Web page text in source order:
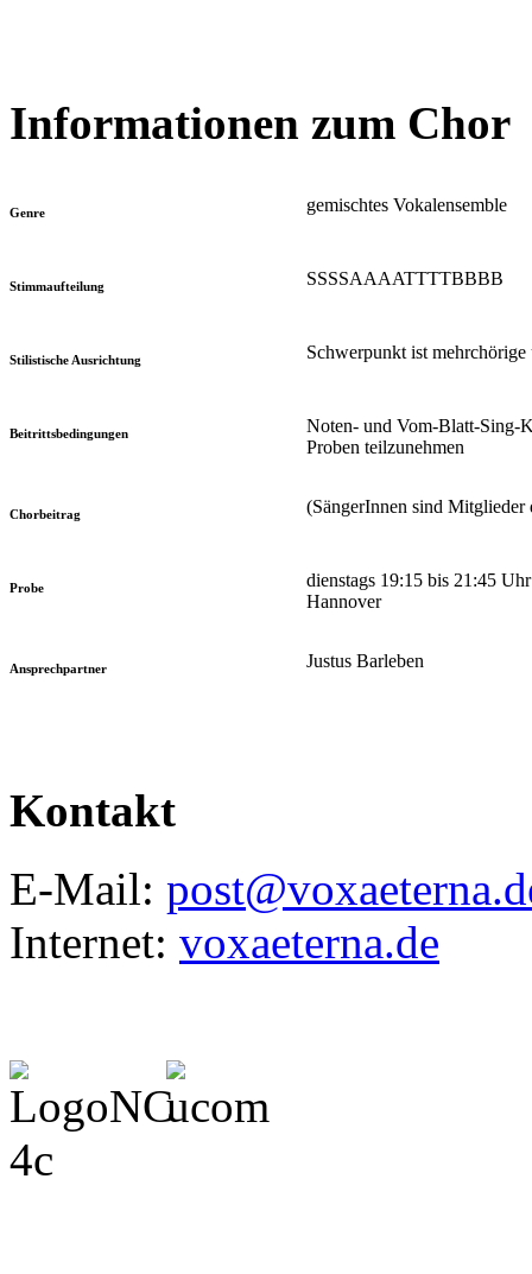
Informationen zum Chor
Genre gemischtes Vokalensemble
Stimmaufteilung SSSSAAAATTTTBBBB
Stilistische Ausrichtung Schwerpunkt ist
Beitrittsbedingungen
Noten- und Vom-Blatt-Sing-
Proben teilzunehmen
Chorbeitrag (SängerInnen sind
Probe
dienstags 19:15 bis 21:45
Hannover
Ansprechpartner Justus Barleben
Kontakt
E-Mail:
Internet: voxaeterna.de